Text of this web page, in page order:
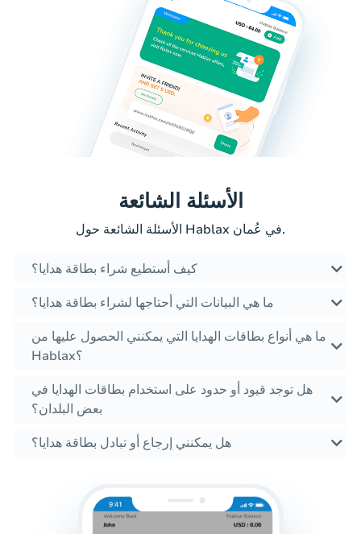
الأسئلة الشائعة
الأسئلة الشائعة حول Hablax في عُمان.
كيف أستطيع شراء بطاقة هدايا؟
ما هي البيانات التي أحتاجها لشراء بطاقة هدايا؟
ما هي أنواع بطاقات الهدايا التي يمكنني الحصول عليها من
Hablax؟
هل توجد قيود أو حدود على استخدام بطاقات الهدايا في
بعض البلدان؟
هل يمكنني إرجاع أو تبادل بطاقة هدايا؟